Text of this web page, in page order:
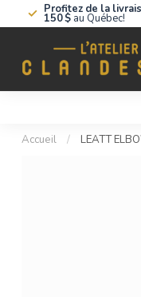
Profitez de la
150 $ au Québec!
Accueil / LEATT